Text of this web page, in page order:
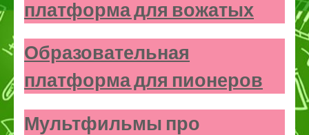
платформа для вожатых
Образовательная
платформа для пионеров
Мультфильмы про